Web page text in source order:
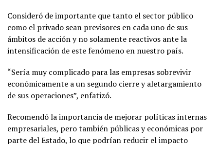
Consideró de importante que tanto el sector público
como el privado sean previsores en cada uno de sus
ámbitos de acción y no solamente reactivos ante la
intensificación de este fenómeno en nuestro país.
“Sería muy complicado para las empresas sobrevivir
económicamente a un segundo cierre y aletargamiento
de sus operaciones”, enfatizó.
Recomendó la importancia de mejorar políticas internas
empresariales, pero también públicas y económicas por
parte del Estado, lo que podrían reducir el impacto